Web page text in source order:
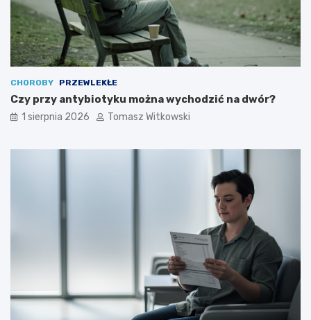
CHOROBY PRZEWLEKŁE
Czy przy antybiotyku można wychodzić na dwór?
1 sierpnia 2026 Tomasz Witkowski